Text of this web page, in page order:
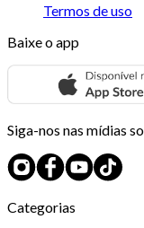
Termos de uso
Baixe o app
Siga-nos nas mídias
Categorias